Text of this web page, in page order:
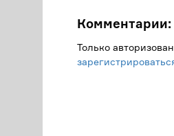
Комментарии:
Только